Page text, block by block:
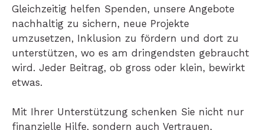
Gleichzeitig helfen Spenden, unsere Angebote
nachhaltig zu sichern, neue Projekte
umzusetzen, Inklusion zu fördern und dort zu
unterstützen, wo es am dringendsten gebraucht
wird. Jeder Beitrag, ob gross oder klein, bewirkt
etwas.
Mit Ihrer Unterstützung schenken Sie nicht nur
finanzielle Hilfe, sondern auch Vertrauen,